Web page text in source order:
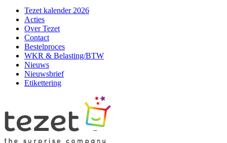
Tezet kalender 2026
Acties
Over Tezet
Contact
Bestelproces
WKR & Belasting/BTW
Nieuws
Nieuwsbrief
Etikettering